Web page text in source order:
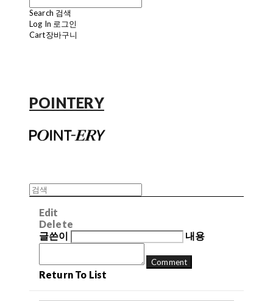
Search 검색
Log In 로그인
Cart장바구니
POINTERY
Edit
Delete
글쓴이
내용
Comment
Return To List